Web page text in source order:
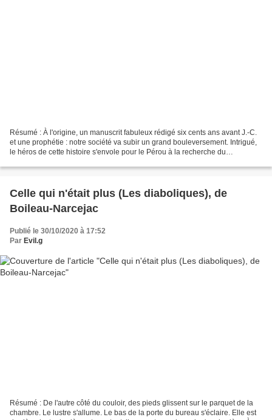
Résumé : À l'origine, un manuscrit fabuleux rédigé six cents ans avant J.-C.
et une prophétie : notre société va subir un grand bouleversement. Intrigué,
le héros de cette histoire s'envole pour le Pérou à la recherche du
Celle qui n'était plus (Les diaboliques), de
Boileau-Narcejac
Publié le 30/10/2020 à 17:52
Par Evil.g
Résumé : De l'autre côté du couloir, des pieds glissent sur le parquet de la
chambre. Le lustre s'allume. Le bas de la porte du bureau s'éclaire. Elle est